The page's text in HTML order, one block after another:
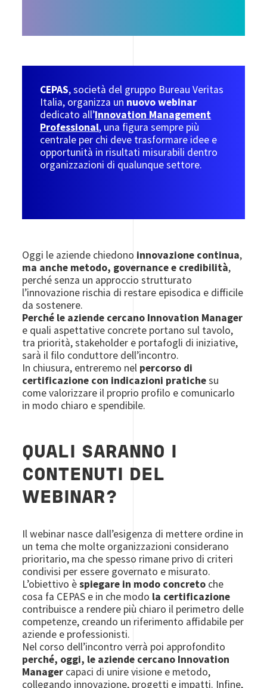
CEPAS,società del gruppo Bureau Veritas
Italia, organizza un nuovo webinar
dedicato all’Innovation Management
Professional, una figura sempre più
centrale per chi deve trasformare idee e
opportunità in risultati misurabili dentro
organizzazioni di qualunque settore.
Oggi le aziende chiedono innovazione continua,
ma anche metodo, governance e credibilità,
perché senza un approccio strutturato
l’innovazione rischia di restare episodica e difficile
da sostenere.
Perché le aziende cercano Innovation Manager
e quali aspettative concrete portano sul tavolo,
tra priorità, stakeholder e portafogli di iniziative,
sarà il filo conduttore dell’incontro.
In chiusura, entreremo nel percorso di
certificazione con indicazioni pratichesu
come valorizzare il proprio profilo e comunicarlo
in modo chiaro e spendibile.
QUALI SARANNO I
CONTENUTI DEL
WEBINAR?
Il webinar nasce dall’esigenza di mettere ordine in
un tema che molte organizzazioni considerano
prioritario, ma che spesso rimane privo di criteri
condivisi per essere governato e misurato.
L’obiettivo èspiegare in modo concreto che
cosa fa CEPAS e in che modo la certificazione
contribuisce a rendere più chiaro il perimetro delle
competenze, creando un riferimento affidabile per
aziende e professionisti.
Nel corso dell’incontro verrà poi approfondito
perché, oggi, le aziende cercano Innovation
Manager capaci di unire visione e metodo,
collegando innovazione, progetti e impatti. Infine,